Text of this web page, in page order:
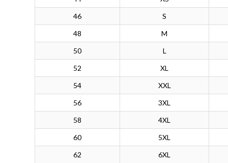
46
S
48
M
50
L
52
XL
54
XXL
56
3XL
58
4XL
60
5XL
62
6XL